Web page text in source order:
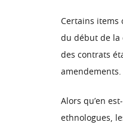
Certains items
du début de la
des contrats
amendements.
Alors qu’en
ethnologues,